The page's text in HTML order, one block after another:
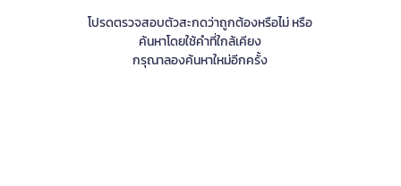
โปรดตรวจสอบตัวสะกดว่าถูกต้องหรือไม่ หรือ
ค้นหาโดยใช้คำที่ใกล้เคียง
กรุณาลองค้นหาใหม่อีกครั้ง